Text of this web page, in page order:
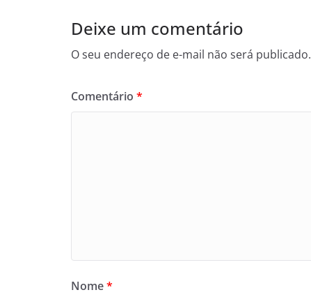
Deixe um comentário
O seu endereço de e-mail não será publicado.
Comentário *
Nome*